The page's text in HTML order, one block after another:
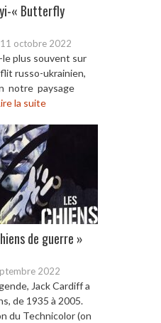
« Butterfly
11 octobre 2022
le plus souvent sur
russo-ukrainien,
notre paysage
la suite
de guerre »
2022
Jack Cardiff a
de 1935 à 2005.
du Technicolor (on